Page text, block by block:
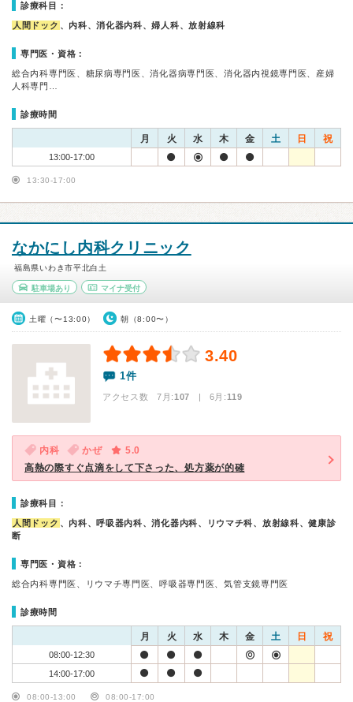
診療科目：
人間ドック 、内科、消化器内科、婦人科、放射線科
専門医・資格：
総合内科専門医、糖尿病専門医、消化器病専門医、消化器内視鏡専門医、産婦
人科専門…
診療時間
月 火 水 木 金 土 日 祝
13:00-17:00
13:30-17:00
なかにし内科クリニック
福島県いわき市平北白土
駐車場あり マイナ受付
土曜（〜13:00） 朝（8:00〜）
3.40
1件
アクセス数 7月:107 | 6月:119
内科 かぜ
5.0
高熱の際すぐ点滴をして下さった、処方薬が的確
診療科目：
人間ドック 、内科、呼吸器内科、消化器内科、リウマチ科、放射線科、健康診
断
専門医・資格：
総合内科専門医、リウマチ専門医、呼吸器専門医、気管支鏡専門医
診療時間
月 火 水 木 金 土 日 祝
08:00-12:30
14:00-17:00
08:00-13:00 08:00-17:00